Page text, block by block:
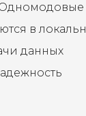
Одномодовые
в
данных